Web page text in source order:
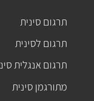
תרגום סינית
תרגום לסינית
תרגום אנגלית
מתורגמן סינית